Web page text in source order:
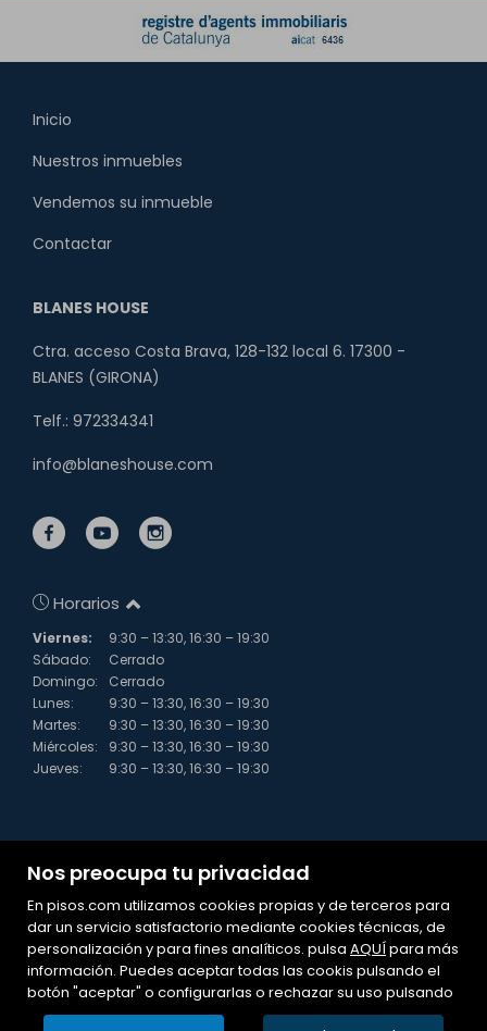
Nos preocupa tu privacidad
En pisos.com utilizamos cookies propias y de terceros para
dar un servicio satisfactorio mediante cookies técnicas, de
personalización y para fines analíticos. pulsa AQUÍpara más
información. Puedes aceptar todas las cookis pulsando el
botón "aceptar" o configurarlas o rechazar su uso pulsando
Inicio
Nuestros inmuebles
Vendemos su inmueble
Contactar
BLANES HOUSE
Ctra. acceso Costa Brava, 128-132 local 6. 17300 -
BLANES (GIRONA)
Telf.: 972334341
info@blaneshouse.com
Horarios
Viernes:
9:30 – 13:30, 16:30 – 19:30
Sábado:
Cerrado
Domingo:
Cerrado
Lunes:
9:30 – 13:30, 16:30 – 19:30
Martes:
9:30 – 13:30, 16:30 – 19:30
Miércoles:
9:30 – 13:30, 16:30 – 19:30
Jueves:
9:30 – 13:30, 16:30 – 19:30
Mapa Web
Aviso legal
Favoritos